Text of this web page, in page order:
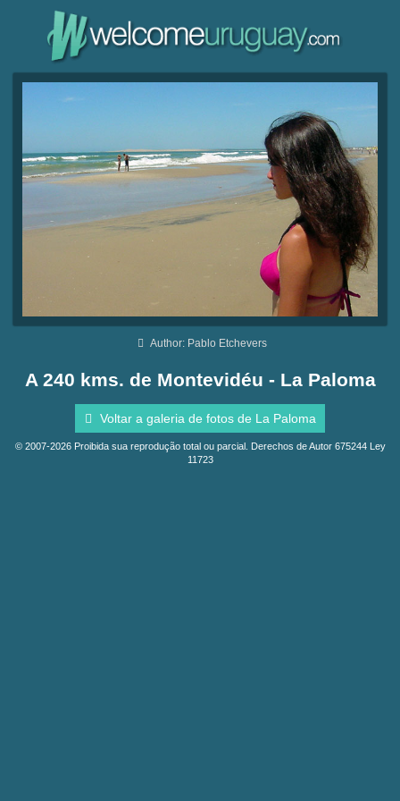
Author: Pablo Etchevers
A 240 kms. de Montevidéu - La Paloma
Voltar a galeria de fotos de La Paloma
© 2007-2026 Proibida sua reprodução total ou parcial. Derechos de Autor 675244 Ley
11723